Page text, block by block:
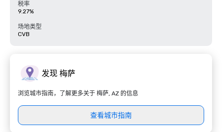
税率
9.27%
场地类型
CVB
发现 梅萨
浏览城市指南，了解更多关于 梅萨, AZ 的信息
查看城市指南